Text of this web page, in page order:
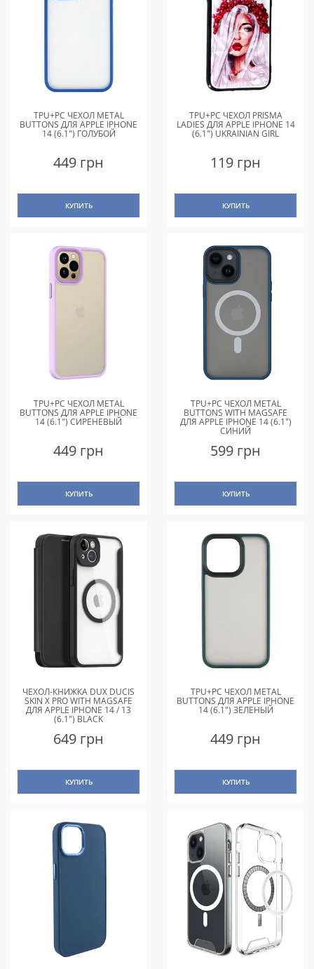
TPU+PC ЧЕХОЛ METAL
BUTTONS ДЛЯ APPLE IPHONE
14 (6.1") ГОЛУБОЙ
449 грн
КУПИТЬ
TPU+PC ЧЕХОЛ PRISMA
LADIES ДЛЯ APPLE IPHONE 14
(6.1") UKRAINIAN GIRL
119 грн
КУПИТЬ
TPU+PC ЧЕХОЛ METAL
BUTTONS ДЛЯ APPLE IPHONE
14 (6.1") СИРЕНЕВЫЙ
449 грн
КУПИТЬ
TPU+PC ЧЕХОЛ METAL
BUTTONS WITH MAGSAFE
ДЛЯ APPLE IPHONE 14 (6.1")
СИНИЙ
599 грн
КУПИТЬ
ЧЕХОЛ-КНИЖКА DUX DUCIS
SKIN X PRO WITH MAGSAFE
ДЛЯ APPLE IPHONE 14 / 13
(6.1") BLACK
649 грн
КУПИТЬ
TPU+PC ЧЕХОЛ METAL
BUTTONS ДЛЯ APPLE IPHONE
14 (6.1") ЗЕЛЕНЫЙ
449 грн
КУПИТЬ